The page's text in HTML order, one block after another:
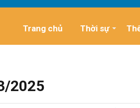
Trang chủ Thời sự
2025